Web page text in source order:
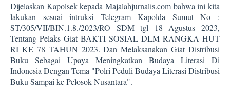
Dijelaskan Kapolsek kepada Majalahjurnalis.com bahwa ini kita
lakukan sesuai intruksi Telegram Kapolda Sumut No :
ST/305/VII/BIN.1.8./2023/RO SDM tgl 18 Agustus 2023,
Tentang Pelaks Giat BAKTI SOSIAL DLM RANGKA HUT
RI KE 78 TAHUN 2023. Dan Melaksanakan Giat Distribusi
Buku Sebagai Upaya Meningkatkan Budaya Literasi Di
Indonesia Dengan Tema "Polri Peduli Budaya Literasi Distribusi
Buku Sampai ke Pelosok Nusantara".